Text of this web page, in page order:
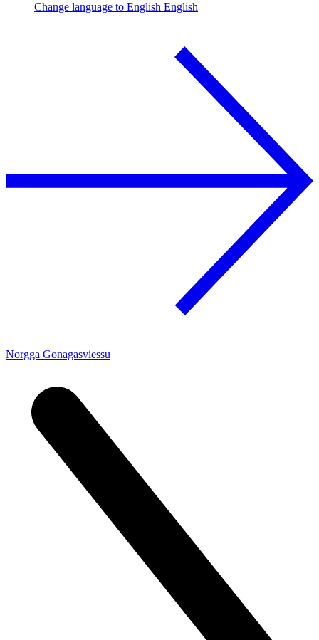
Change language to English English
Norgga Gonagasviessu